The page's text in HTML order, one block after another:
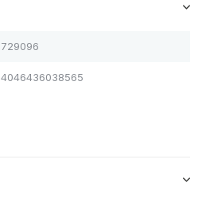
729096
4046436038565